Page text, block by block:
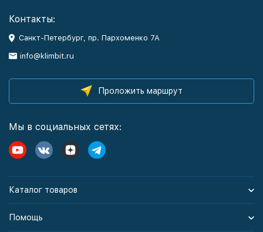
Контакты:
Санкт-Петербург, пр. Пархоменко 7А
info@klimbit.ru
Проложить маршрут
Мы в социальных сетях:
Каталог товаров
Помощь